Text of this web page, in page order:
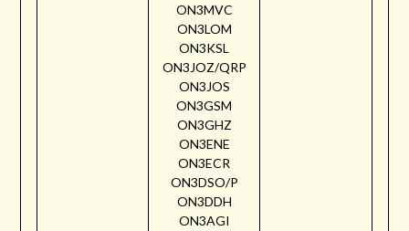
ON3MVC
ON3LOM
ON3KSL
ON3JOZ/QRP
ON3JOS
ON3GSM
ON3GHZ
ON3ENE
ON3ECR
ON3DSO/P
ON3DDH
ON3AGI